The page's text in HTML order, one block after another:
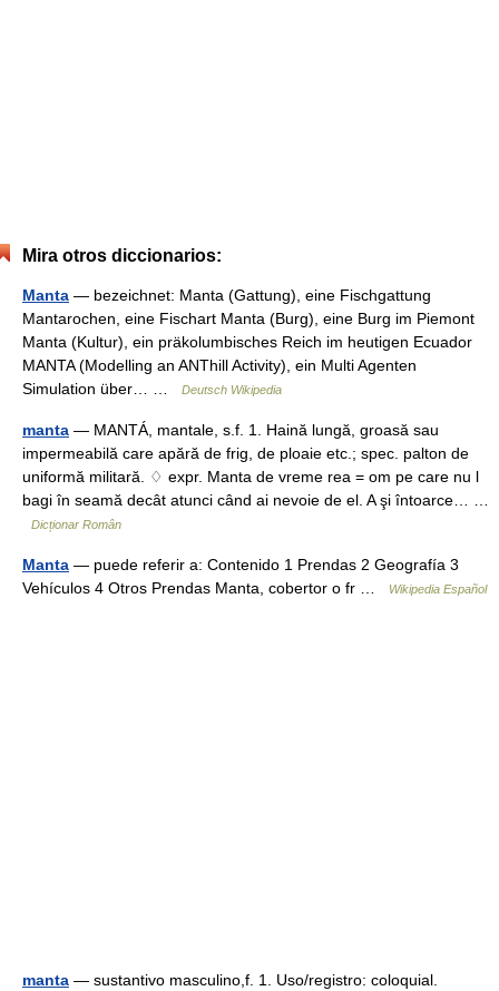
Mira otros diccionarios:
Manta — bezeichnet: Manta (Gattung), eine Fischgattung
Mantarochen, eine Fischart Manta (Burg), eine Burg im Piemont
Manta (Kultur), ein präkolumbisches Reich im heutigen Ecuador
MANTA (Modelling an ANThill Activity), ein Multi Agenten
Simulation über… …
Deutsch Wikipedia
manta — MANTÁ, mantale, s.f. 1. Haină lungă, groasă sau
impermeabilă care apără de frig, de ploaie etc.; spec. palton de
uniformă militară. ♢ expr. Manta de vreme rea = om pe care nu l
bagi în seamă decât atunci când ai nevoie de el. A şi întoarce… …
Dicționar Român
Manta — puede referir a: Contenido 1 Prendas 2 Geografía 3
Vehículos 4 Otros Prendas Manta, cobertor o fr …
Wikipedia Español
manta — sustantivo masculino,f. 1. Uso/registro: coloquial.